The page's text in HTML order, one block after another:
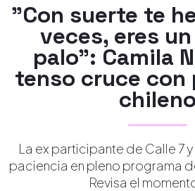
"Con suerte te
veces, eres
palo": Camila
tenso cruce
chileno
La ex participante de Calle 7
paciencia en pleno programa
Revisa el